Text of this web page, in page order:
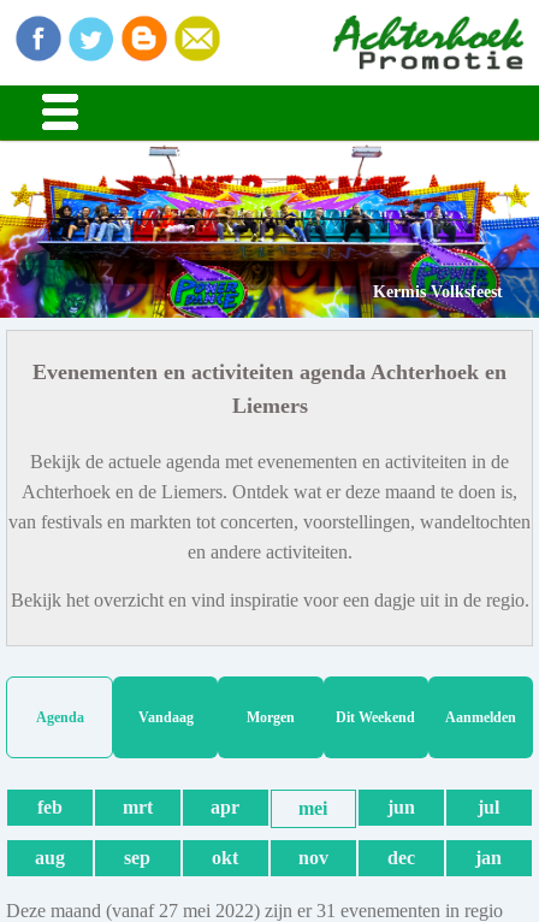
Kermis Volksfeest
Evenementen en activiteiten agenda Achterhoek en
Liemers
Bekijk de actuele agenda met evenementen en activiteiten in de
Achterhoek en de Liemers. Ontdek wat er deze maand te doen is,
van festivals en markten tot concerten, voorstellingen, wandeltochten
en andere activiteiten.
Bekijk het overzicht en vind inspiratie voor een dagje uit in de regio.
Agenda Vandaag Morgen Dit Weekend Aanmelden
feb mrt apr mei jun jul
aug sep okt nov dec jan
Deze maand (vanaf 27 mei 2022) zijn er 31 evenementen in regio